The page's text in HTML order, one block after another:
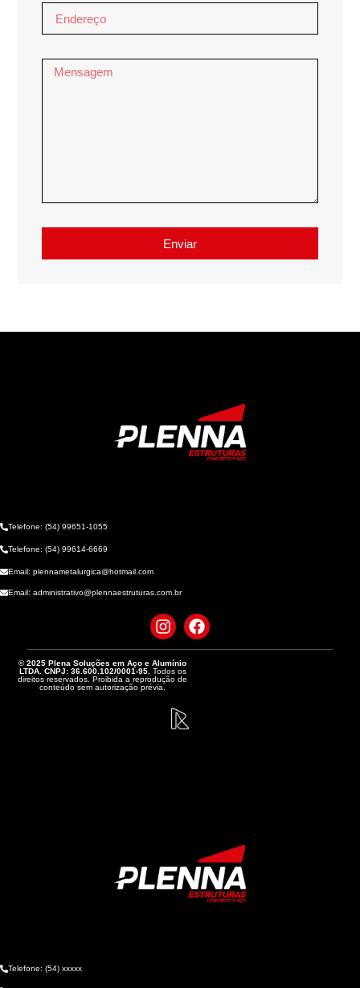
Enviar
Telefone: (54) 99651-1055
Telefone: (54) 99614-6669
Email: plennametalurgica@hotmail.com
Email: administrativo@plennaestruturas.com.br
© 2025 Plena Soluções em Aço e Alumínio
LTDA. CNPJ: 36.600.102/0001-95. Todos os
direitos reservados. Proibida a reprodução de
conteúdo sem autorização prévia.
Telefone: (54) xxxxx